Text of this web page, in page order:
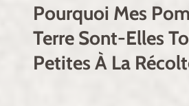
Pourquoi Mes
Terre Sont-Elles
Petites À La